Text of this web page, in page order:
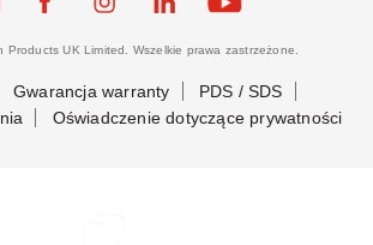
Products UK Limited. Wszelkie prawa zastrzeżone.
Gwarancja warranty
PDS / SDS
Oświadczenie dotyczące prywatności